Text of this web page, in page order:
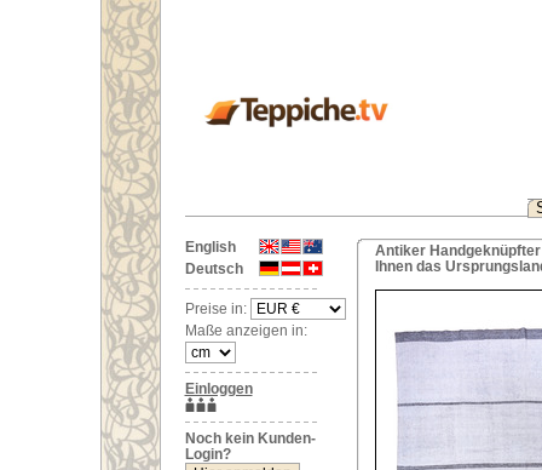
English
Deutsch
Preise in:
Maße anzeigen in:
Einloggen
Noch kein Kunden-
Login?
Antiker
Ihnen das